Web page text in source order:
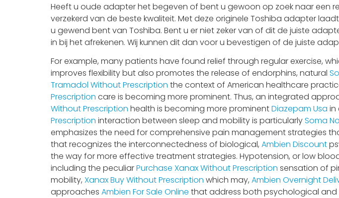
Heeft u oude adapter het begeven of bent u gewoon op zoek naar een
verzekerd van de beste kwaliteit. Met deze originele Toshiba adapter
u gewend bent van Toshiba. Bent u er niet zeker van of dit de juiste
in bij het afrekenen. Wij kunnen dit dan voor u bevestigen of de juiste
For example, many patients have found relief through regular exercise,
improves flexibility but also promotes the release of endorphins, natural
Tramadol Without Prescription the context of American healthcare
Prescription care is becoming more prominent. Thus, an integrated
Without Prescription health is becoming more prominentDiazepam Usa in
Prescription interaction between sleep and mobility is particularlySoma
emphasizes the need for comprehensive pain management strategies
that recognizes the interconnectedness of biological, Ambien Discount
the way for more effective treatment strategies. Hypotension, or low
including the peculiarPurchase Xanax Without Prescription sensation of
mobility, Xanax Buy Without Prescription which may, Ambien Overnight
approaches Ambien For Sale Online that address both psychological